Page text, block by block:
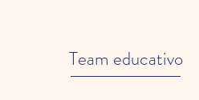
Team educativo